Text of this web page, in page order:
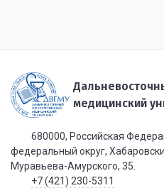
медицинский
680000, Российская
федеральный округ,
Муравьева-Амурского, 35.
+7 (421) 230-5311